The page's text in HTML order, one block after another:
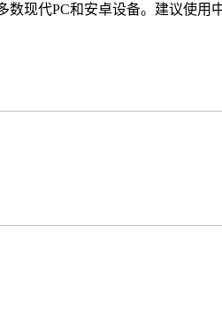
数现代PC和安卓设备。建议使用